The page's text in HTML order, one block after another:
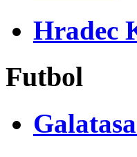
Hradec
Futbol